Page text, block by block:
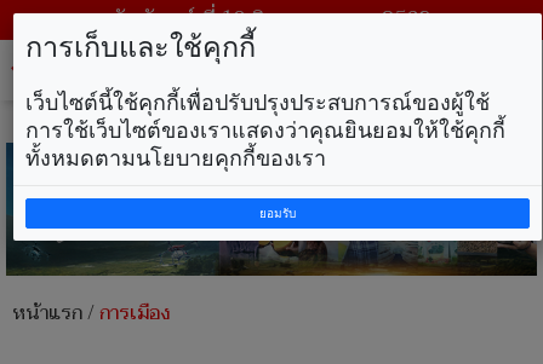
วันจันทร์ ที่ 10 สิงหาคม พ.ศ. 2569
หน้าแรก/การเมือง
การเก็บและใช้คุกกี้
เว็บไซต์นี้ใช้คุกกี้เพื่อปรับปรุงประสบการณ์ของผู้ใช้
การใช้เว็บไซต์ของเราแสดงว่าคุณยินยอมให้ใช้คุกกี้
ทั้งหมดตามนโยบายคุกกี้ของเรา
ยอมรับ